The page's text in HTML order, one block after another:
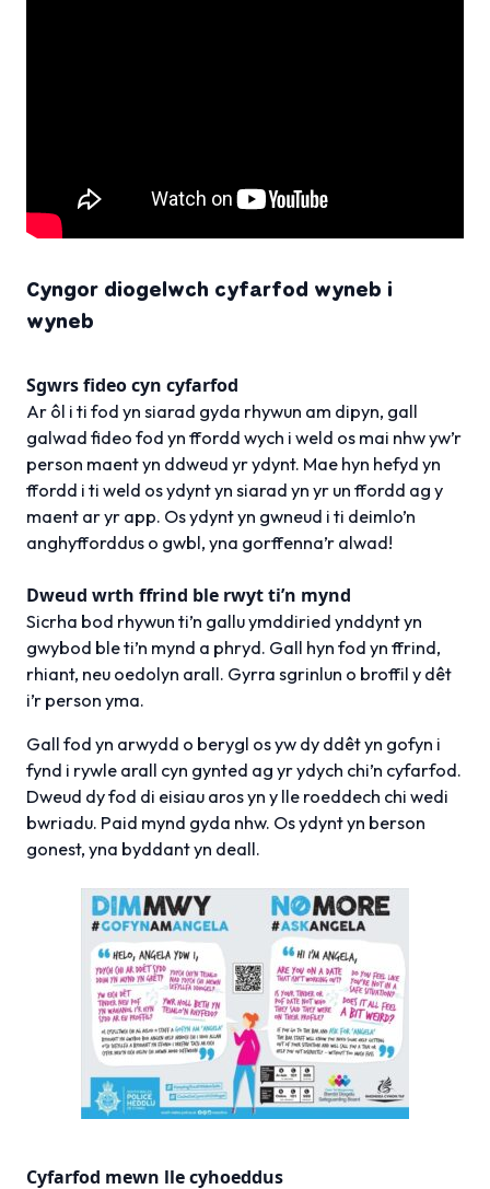
Cyngor diogelwch cyfarfod wyneb i
wyneb
Sgwrs fideo cyn cyfarfod
Ar ôl i ti fod yn siarad gyda rhywun am dipyn, gall
galwad fideo fod yn ffordd wych i weld os mai nhw yw’r
person maent yn ddweud yr ydynt. Mae hyn hefyd yn
ffordd i ti weld os ydynt yn siarad yn yr un ffordd ag y
maent ar yr app. Os ydynt yn gwneud i ti deimlo’n
anghyfforddus o gwbl, yna gorffenna’r alwad!
Dweud wrth ffrind ble rwyt ti’n mynd
Sicrha bod rhywun ti’n gallu ymddiried ynddynt yn
gwybod ble ti’n mynd a phryd. Gall hyn fod yn ffrind,
rhiant, neu oedolyn arall. Gyrra sgrinlun o broffil y dêt
i’r person yma.
Gall fod yn arwydd o berygl os yw dy ddêt yn gofyn i
fynd i rywle arall cyn gynted ag yr ydych chi’n cyfarfod.
Dweud dy fod di eisiau aros yn y lle roeddech chi wedi
bwriadu. Paid mynd gyda nhw. Os ydynt yn berson
gonest, yna byddant yn deall.
Cyfarfod mewn lle cyhoeddus